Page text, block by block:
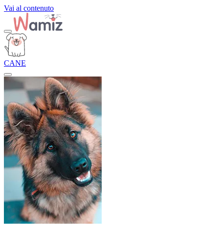
Vai al contenuto
CANE